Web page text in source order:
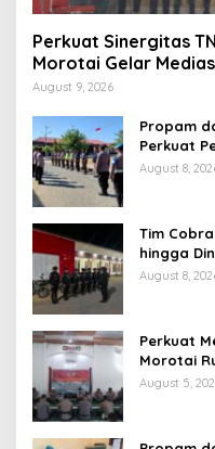
Perkuat Sinergitas
Morotai Gelar
Yonif TP 822/Satria
August 9, 2026
Propam
Perkuat
August 8,
Tim
hingga
August 8,
Perkuat
Morotai
Personel
August 5,